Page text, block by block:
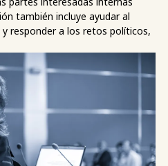
también incluye ayudar al
responder a los retos políticos,